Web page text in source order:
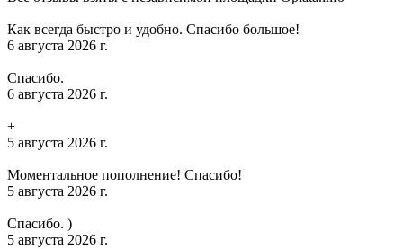
Как всегда быстро и удобно. Спасибо большое!
6 августа 2026 г.
Спасибо.
6 августа 2026 г.
+
5 августа 2026 г.
Моментальное пополнение! Спасибо!
5 августа 2026 г.
Спасибо. )
5 августа 2026 г.